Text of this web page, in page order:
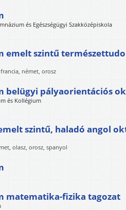
és Egészségügyi Szakközépiskola
emelt szintű
német, orosz
belügyi pályaorientációs
és Kollégium
szintű, haladó angol
olasz, orosz, spanyol
matematika-fizika tagozat